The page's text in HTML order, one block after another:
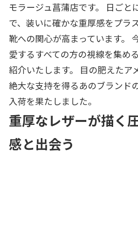
モラージュ菖蒲店です。 日ごと
で、装いに確かな重厚感をプラ
靴への関心が高まっています。
愛するすべての方の視線を集め
紹介いたします。 目の肥えたア
絶大な支持を得るあのブランド
入荷を果たしました。
重厚なレザーが描く
感と出会う